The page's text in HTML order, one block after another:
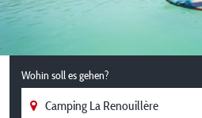
Wohin soll es gehen?